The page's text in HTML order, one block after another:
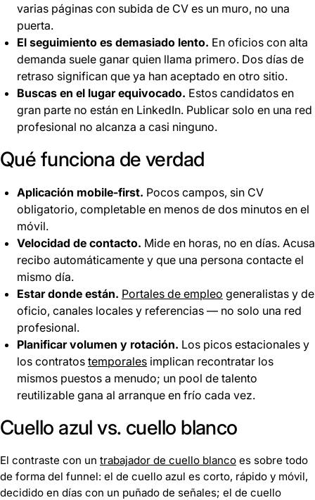
varias páginas con subida de CV es un muro, no una
puerta.
El seguimiento es demasiado lento. En oficios con alta
demanda suele ganar quien llama primero. Dos días de
retraso significan que ya han aceptado en otro sitio.
Buscas en el lugar equivocado. Estos candidatos en
gran parte no están en LinkedIn. Publicar solo en una red
profesional no alcanza a casi ninguno.
Qué funciona de verdad
Aplicación mobile-first. Pocos campos, sin CV
obligatorio, completable en menos de dos minutos en el
móvil.
Velocidad de contacto. Mide en horas, no en días. Acusa
recibo automáticamente y que una persona contacte el
mismo día.
Estar donde están. Portales de empleo generalistas y de
oficio, canales locales y referencias — no solo una red
profesional.
Planificar volumen y rotación. Los picos estacionales y
los contratos temporales implican recontratar los
mismos puestos a menudo; un pool de talento
reutilizable gana al arranque en frío cada vez.
Cuello azul vs. cuello blanco
El contraste con un trabajador de cuello blanco es sobre todo
de forma del funnel: el de cuello azul es corto, rápido y móvil,
decidido en días con un puñado de señales; el de cuello